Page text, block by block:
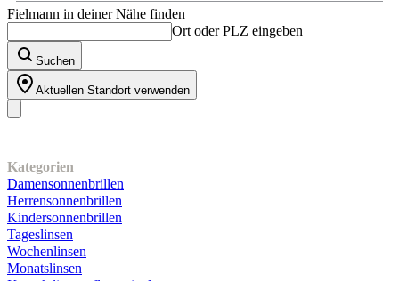
Fielmann in deiner Nähe finden
Ort oder PLZ eingeben
Suchen
Aktuellen Standort verwenden
Kategorien
Damensonnenbrillen
Herrensonnenbrillen
Kindersonnenbrillen
Tageslinsen
Wochenlinsen
Monatslinsen